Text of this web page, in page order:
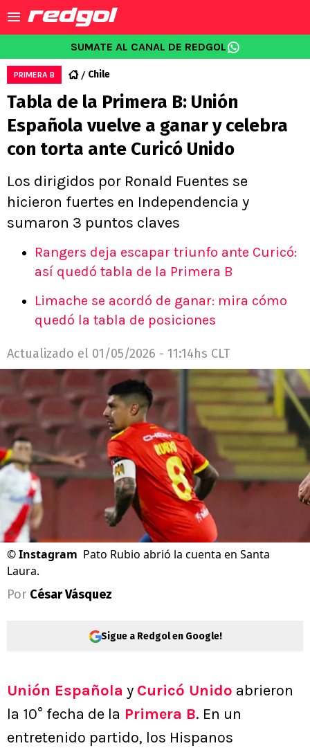
SUMATE AL CANAL DE REDGOL
PRIMERA B Chile
Tabla de la Primera B: Unión
Española vuelve a ganar y celebra
con torta ante Curicó Unido
Los dirigidos por Ronald Fuentes se
hicieron fuertes en Independencia y
sumaron 3 puntos claves
Rangers deja escapar triunfo ante Curicó:
así quedó tabla de la Primera B
Limache se acordó de ganar: mira cómo
quedó la tabla de posiciones
Actualizado el 01/05/2026 - 11:14hs CLT
©Instagram Pato Rubio abrió la cuenta en Santa
Laura.
Por César Vásquez
Sigue a Redgol en Google!
Unión Española y Curicó Unido abrieron
la 10° fecha de la Primera B. En un
entretenido partido, los Hispanos